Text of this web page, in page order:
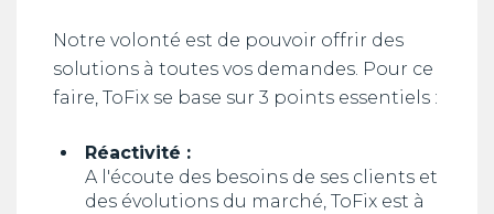
Notre volonté est de pouvoir offrir des
solutions à toutes vos demandes. Pour ce
faire, ToFix se base sur 3 points essentiels :
Réactivité :
A l'écoute des besoins de ses clients et
des évolutions du marché, ToFix est à